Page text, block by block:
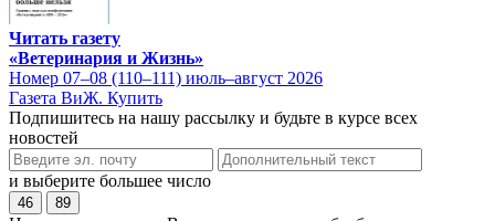
Читать газету
«Ветеринария и Жизнь»
Номер 07–08 (110–111) июль–август 2026
Газета ВиЖ. Купить
Подпишитесь на нашу рассылку и будьте в курсе всех
новостей
и выберите большее число
46 89